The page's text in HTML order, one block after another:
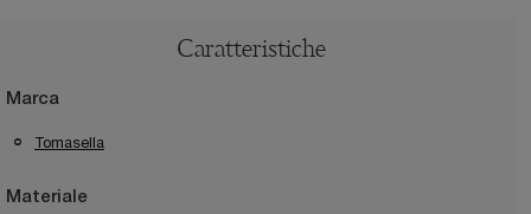
Caratteristiche
Marca
Tomasella
Materiale